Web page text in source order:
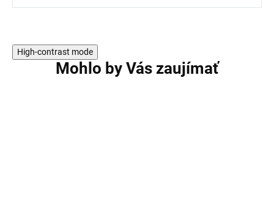
High-contrast mode
Mohlo by Vás zaujímať